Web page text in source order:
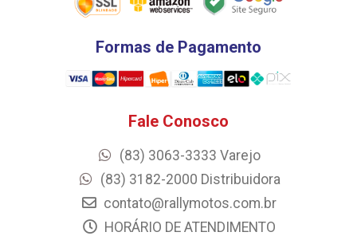
Formas de Pagamento
Fale Conosco
(83) 3063-3333 Varejo
(83) 3182-2000 Distribuidora
contato@rallymotos.com.br
HORÁRIO DE ATENDIMENTO